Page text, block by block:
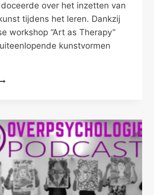
doceerde over het inzetten van
tijdens het leren. Dankzij
workshop “Art as Therapy”
kunstvormen